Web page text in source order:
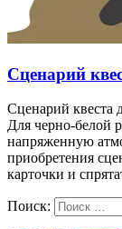
Сценарий
Сценарий квеста
Для черно-белой
напряженную
приобретения
карточки и
Поиск: